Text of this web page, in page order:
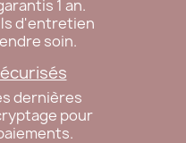
1 an.
d'entretien
soin.
dernières
pour